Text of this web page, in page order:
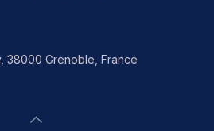
38000 Grenoble, France